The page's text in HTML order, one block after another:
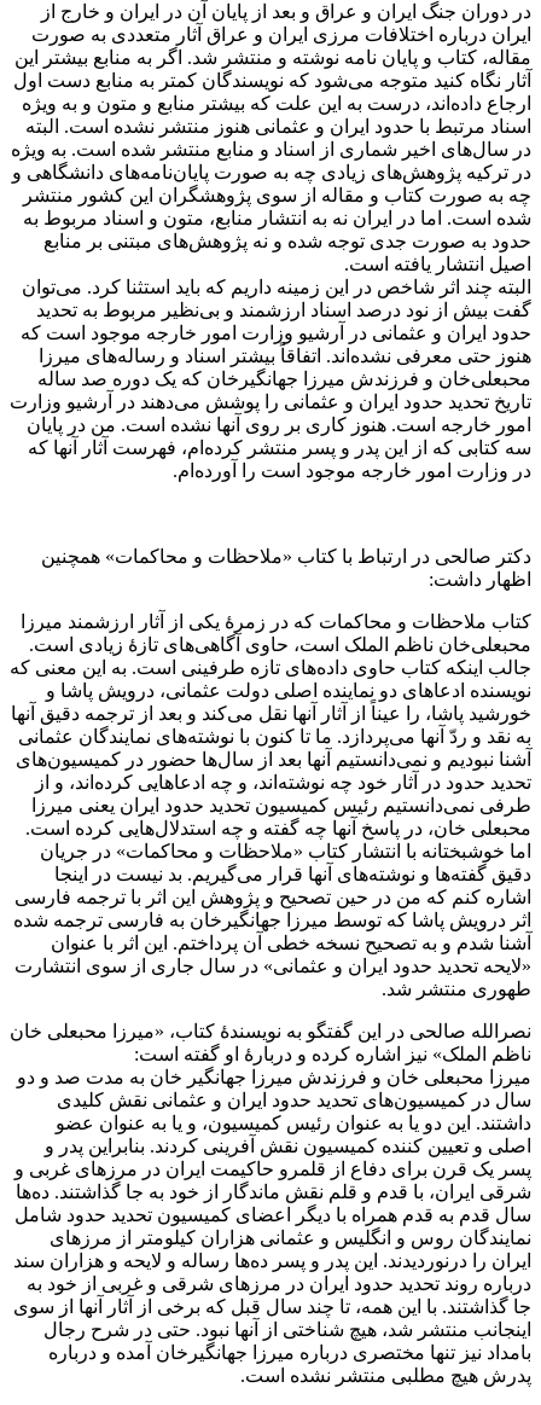
در دوران جنگ ایران و عراق و بعد از پایان آن در ایران و خارج از
ایران درباره اختلافات مرزی ایران و عراق آثار متعددی به صورت
مقاله، کتاب و پایان نامه نوشته و منتشر شد. اگر به منابع بیشتر این
آثار نگاه کنید متوجه می‌شود که نویسندگان کمتر به منابع دست اول
ارجاع داده‌اند، درست به این علت که بیشتر منابع و متون و به ویژه
اسناد مرتبط با حدود ایران و عثمانی هنوز منتشر نشده است. البته
در سال‌های اخیر شماری از اسناد و منابع منتشر شده است. به ویژه
در ترکیه پژوهش‌های زیادی چه به صورت پایان‌نامه­‌های دانشگاهی و
چه به صورت کتاب و مقاله از سوی پژوهشگران این کشور منتشر
شده است. اما در ایران نه به انتشار منابع، متون و اسناد مربوط به
حدود به صورت جدی توجه شده و نه پژوهش‌های مبتنی بر منابع
اصیل انتشار یافته است.
البته چند اثر شاخص در این زمینه داریم که باید استثنا کرد. می­‌توان
گفت بیش از نود درصد اسناد ارزشمند و بی­‌نظیر مربوط به تحدید
حدود ایران و عثمانی در آرشیو وزارت امور خارجه موجود است که
هنوز حتی معرفی نشده‌اند. اتفاقاً بیشتر اسناد و رساله­‌های میرزا
محبعلی‌خان و فرزندش میرزا جهانگیرخان که یک دوره صد ساله
تاریخ تحدید حدود ایران و عثمانی را پوشش می­‌دهند در آرشیو وزارت
امور خارجه است. هنوز کاری بر روی آنها نشده است. من در پایان
سه کتابی که از این پدر و پسر منتشر کرده‌­ام، فهرست آثار آنها که
در وزارت امور خارجه موجود است را آورده‌­ام.
دکتر صالحی در ارتباط با کتاب «ملاحظات و محاکمات» همچنین
اظهار داشت:
کتاب ملاحظات و محاکمات که در زمرۀ یکی از آثار ارزشمند میرزا
محبعلی­‌خان ناظم الملک است، حاوی آگاهی‌های تازۀ زیادی است.
جالب اینکه کتاب حاوی داده‌های تازه طرفینی است. به این معنی که
نویسنده ادعاهای دو نماینده اصلی دولت عثمانی، درویش پاشا و
خورشید پاشا، را عیناً از آثار آنها نقل می‌کند و بعد از ترجمه دقیق آنها
به نقد و ردّ آنها می‌پردازد. ما تا کنون با نوشته‌های نمایندگان عثمانی
آشنا نبودیم و نمی‌دانستیم آنها بعد از سال‌ها حضور در کمیسیون‌های
تحدید حدود در آثار خود چه نوشته‌اند، و چه ادعاهایی کرده‌اند، و از
طرفی نمی‌دانستیم رئیس کمیسیون تحدید حدود ایران یعنی میرزا
محبعلی خان، در پاسخ آنها چه گفته و چه استدلال‌هایی کرده است.
اما خوشبختانه با انتشار کتاب «ملاحظات و محاکمات» در جریان
دقیق گفته‌ها و نوشته­‌های آنها قرار می‌گیریم. بد نیست در اینجا
اشاره کنم که من در حین تصحیح و پژوهش این اثر با ترجمه فارسی
اثر درویش ­پاشا که توسط میرزا جهانگیرخان به فارسی ترجمه شده
آشنا شدم و به تصحیح نسخه خطی آن پرداختم. این اثر با عنوان
«لایحه تحدید حدود ایران و عثمانی» در سال جاری از سوی انتشارت
طهوری منتشر شد.
نصرالله صالحی در این گفتگو به نویسندۀ کتاب، «میرزا محبعلی خان
ناظم الملک» نیز اشاره کرده و دربارۀ او گفته است:
میرزا محبعلی­ خان و فرزندش میرزا جهانگیر خان به مدت صد و دو
سال در کمیسیون‌های تحدید حدود ایران و عثمانی نقش کلیدی
داشتند. این دو یا به عنوان رئیس کمیسیون، و یا به عنوان عضو
اصلی و تعیین کننده کمیسیون نقش آفرینی کردند. بنابراین پدر و
پسر یک قرن برای دفاع از قلمرو حاکیمت ایران در مرزهای غربی و
شرقی ایران، با قدم و قلم نقش ماندگار از خود به جا گذاشتند. ده‌ها
سال قدم به قدم همراه با دیگر اعضای کمیسیون تحدید حدود شامل
نمایندگان روس و انگلیس و عثمانی هزاران کیلومتر از مرزهای
ایران را درنوردیدند. این پدر و پسر ده‌ها رساله و لایحه و هزاران سند
درباره روند تحدید حدود ایران در مرزهای شرقی و غربی از خود به
جا گذاشتند. با این همه، تا چند سال قبل که برخی از آثار آنها از سوی
اینجانب منتشر شد، هیچ شناختی از آنها نبود. حتی در شرح رجال
بامداد نیز تنها مختصری درباره میرزا جهانگیرخان آمده و درباره
پدرش هیچ مطلبی منتشر نشده است.